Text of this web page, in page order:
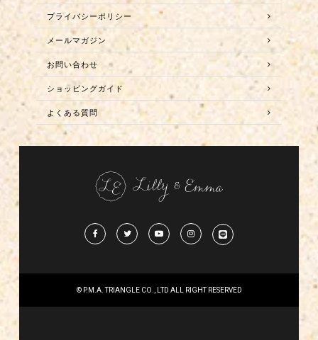
プライバシーポリシー
メールマガジン
お問い合わせ
ショッピングガイド
よくある質問
© P.M.A. TRIANGLE CO., LTD ALL RIGHT RESERVED